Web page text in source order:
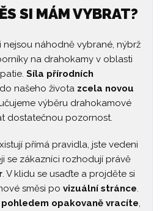
SI MÁM VYBRAT?
nejsou náhodně vybrané, nýbrž
na drahokamy v oblasti
Síla přírodních
našeho života zcela novou
výběru drahokamové
dostatečnou pozornost.
přímá pravidla, jste vedeni
se zákazníci rozhodují právě
. V klidu se usaďte a projděte si
směsi po vizuální stránce.
pohledem opakovaně vracíte,